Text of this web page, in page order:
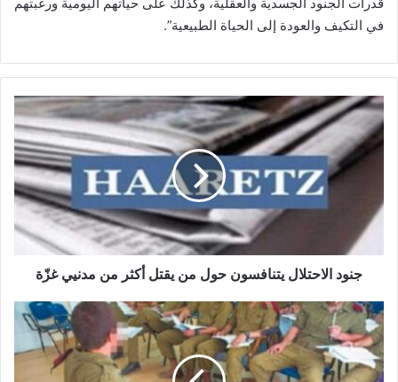
في التكيف والعودة إلى الحياة الطبيعية”.
ج
ن
و
ل
ت
ل
ي
ت
ن
جنود الاحتلال يتنافسون حول من يقتل أكثر من مدنيي غزّة
ج
ن
و
د